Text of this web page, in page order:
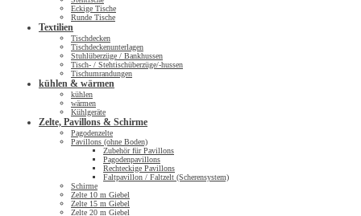
Eckige Tische
Runde Tische
Textilien
Tischdecken
Tischdeckenunterlagen
Stuhlüberzüge / Bankhussen
Tisch- / Stehtischüberzüge/-hussen
Tischumrandungen
kühlen & wärmen
kühlen
wärmen
Kühlgeräte
Zelte, Pavillons & Schirme
Pagodenzelte
Pavillons (ohne Boden)
Zubehör für Pavillons
Pagodenpavillons
Rechteckige Pavillons
Faltpavillon / Faltzelt (Scherensystem)
Schirme
Zelte 10 m Giebel
Zelte 15 m Giebel
Zelte 20 m Giebel